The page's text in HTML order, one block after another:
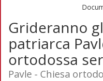
Grideranno
patriarca
ortodossa
Pavle - Chiesa